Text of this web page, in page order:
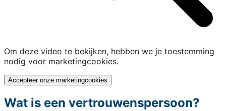
Om deze video te bekijken, hebben we je toestemming
nodig voor marketingcookies.
Accepteer onze marketingcookies
Wat is een vertrouwenspersoon?